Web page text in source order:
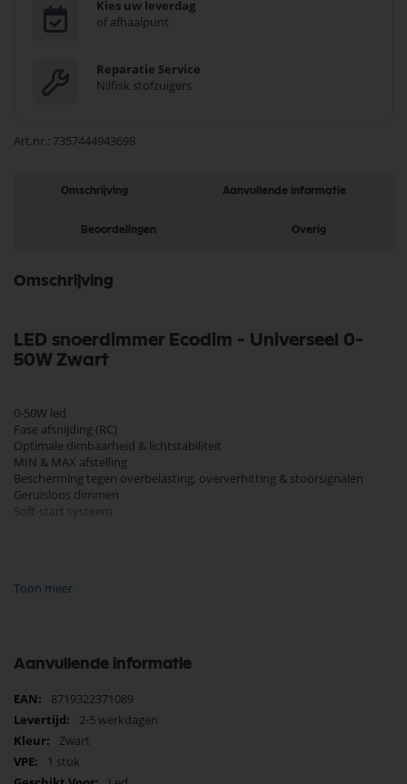
Kies uw leverdag
of afhaalpunt
Reparatie Service
Nilfisk stofzuigers
Art.nr. 7357444943698
Omschrijving Aanvullende informatie
Beoordelingen Overig
Omschrijving
LED snoerdimmer Ecodim - Universeel 0-
50W Zwart
0-50W led
Fase afsnijding (RC)
Optimale dimbaarheid & lichtstabiliteit
MIN & MAX afstelling
Bescherming tegen overbelasting, oververhitting & stoorsignalen
Geruisloos dimmen
Soft-start systeem
Artikelnummer: ECO-DIM.08 (B) / ECO-DIM.08W
Verpakking: Per stuk verpakt
Led lampen 230V* (0-50W)
Gloeilampen (10-100W)
Halogeenlampen 230V (10-100W)
Laagspanningslampen met elektronische trafo, zoals led lampen met
Toon meer
Aanvullende informatie
Meer
informatie
8719322371089
2-5 werkdagen
Zwart
1 stuk